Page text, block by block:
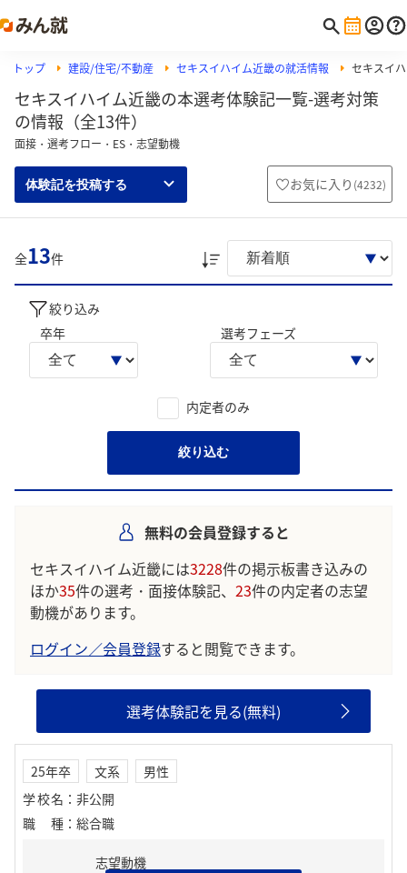
トップ 建設/住宅/不動産 セキスイハイム近畿の就活情報 セキスイ
セキスイハイム近畿の本選考体験記一覧-選考対策
の情報（全13件）
面接・選考フロー・ES・志望動機
体験記を投稿する お気に入り (4232)
全13件
絞り込み
卒年
選考フェーズ
内定者のみ
絞り込む
無料の会員登録すると
セキスイハイム近畿には3228件の掲示板書き込みの
ほか35件の選考・面接体験記、 23件の内定者の志望
動機があります。
ログイン／会員登録すると閲覧できます。
選考体験記を見る(無料)
25年卒 文系
男性
学校名 ： 非公開
職種 ： 総合職
志望動機